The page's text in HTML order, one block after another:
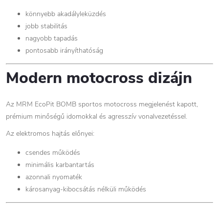
könnyebb akadályleküzdés
jobb stabilitás
nagyobb tapadás
pontosabb irányíthatóság
Modern motocross dizájn
Az MRM EcoPit BOMB sportos motocross megjelenést kapott,
prémium minőségű idomokkal és agresszív vonalvezetéssel.
Az elektromos hajtás előnyei:
csendes működés
minimális karbantartás
azonnali nyomaték
károsanyag-kibocsátás nélküli működés